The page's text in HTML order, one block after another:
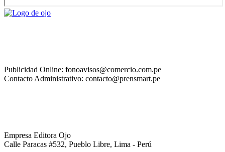
Publicidad Online: fonoavisos@comercio.com.pe
Contacto Administrativo: contacto@prensmart.pe
Empresa Editora Ojo
Calle Paracas #532, Pueblo Libre, Lima - Perú